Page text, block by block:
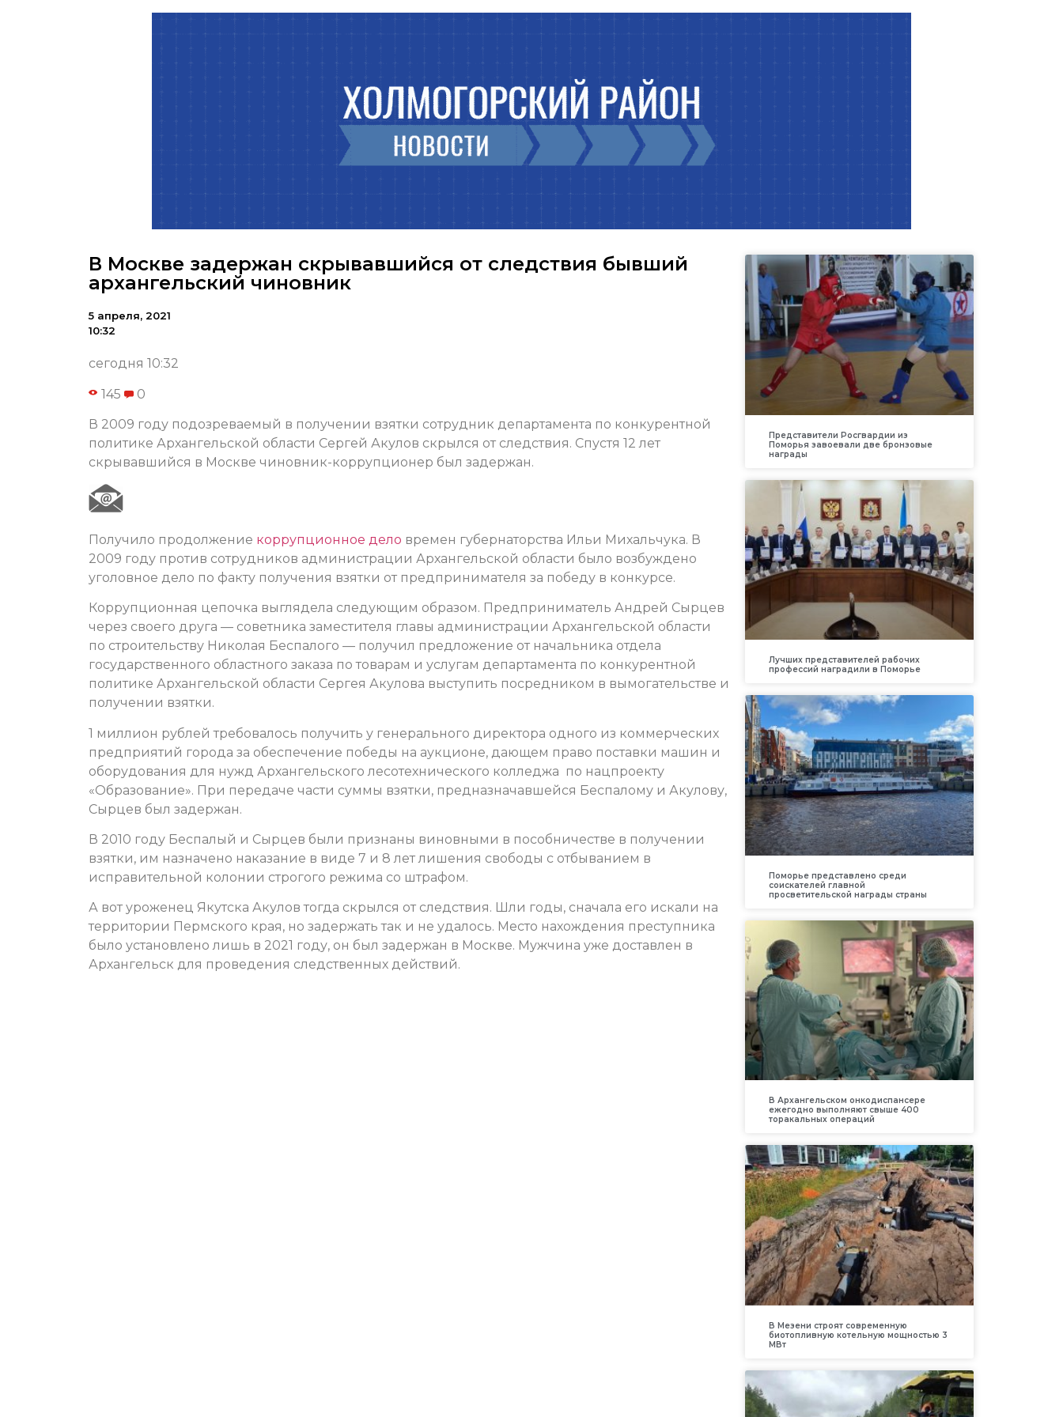
В Москве задержан скрывавшийся от следствия бывший
архангельский чиновник
5 апреля, 2021
10:32
сегодня 10:32
145 0
В 2009 году подозреваемый в получении взятки сотрудник департамента по конкурентной
политике Архангельской области Сергей Акулов скрылся от следствия. Спустя 12 лет
скрывавшийся в Москве чиновник-коррупционер был задержан.
Получило продолжение коррупционное дело времен губернаторства Ильи Михальчука. В
2009 году против сотрудников администрации Архангельской области было возбуждено
уголовное дело по факту получения взятки от предпринимателя за победу в конкурсе.
Коррупционная цепочка выглядела следующим образом. Предприниматель Андрей Сырцев
через своего друга — советника заместителя главы администрации Архангельской области
по строительству Николая Беспалого — получил предложение от начальника отдела
государственного областного заказа по товарам и услугам департамента по конкурентной
политике Архангельской области Сергея Акулова выступить посредником в вымогательстве и
получении взятки.
1 миллион рублей требовалось получить у генерального директора одного из коммерческих
предприятий города за обеспечение победы на аукционе, дающем право поставки машин и
оборудования для нужд Архангельского лесотехнического колледжа по нацпроекту
«Образование». При передаче части суммы взятки, предназначавшейся Беспалому и Акулову,
Сырцев был задержан.
В 2010 году Беспалый и Сырцев были признаны виновными в пособничестве в получении
взятки, им назначено наказание в виде 7 и 8 лет лишения свободы с отбыванием в
исправительной колонии строгого режима со штрафом.
А вот уроженец Якутска Акулов тогда скрылся от следствия. Шли годы, сначала его искали на
территории Пермского края, но задержать так и не удалось. Место нахождения преступника
было установлено лишь в 2021 году, он был задержан в Москве. Мужчина уже доставлен в
Архангельск для проведения следственных действий.
Представители Росгвардии из
Поморья завоевали две бронзовые
награды
Лучших представителей рабочих
профессий наградили в Поморье
Поморье представлено среди
соискателей главной
просветительской награды страны
В Архангельском онкодиспансере
ежегодно выполняют свыше 400
торакальных операций
В Мезени строят современную
биотопливную котельную мощностью 3
МВт